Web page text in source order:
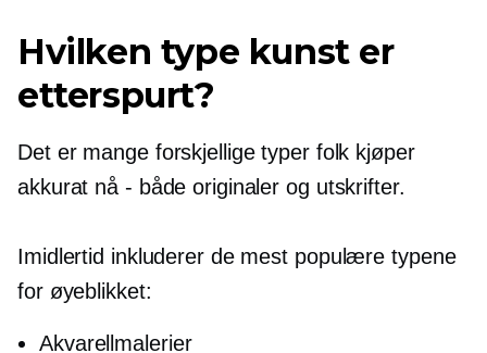
Hvilken type kunst er
etterspurt?
Det er mange forskjellige typer folk kjøper
akkurat nå - både originaler og utskrifter.
Imidlertid inkluderer de mest populære typene
for øyeblikket:
Akvarellmalerier